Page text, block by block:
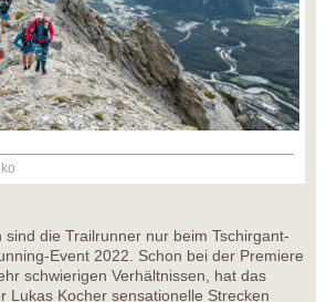
sind die Trailrunner nur beim Tschirgant-
Event 2022. Schon bei der Premiere
schwierigen Verhältnissen, hat das
Lukas Kocher sensationelle Strecken